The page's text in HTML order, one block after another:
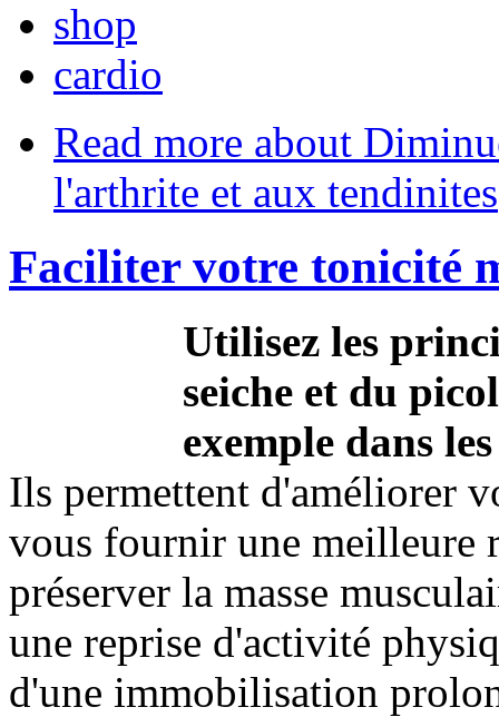
shop
cardio
Read more about
l'arthrite et aux tendinites
Faciliter votre tonicité
Utilisez les
seiche et du
exemple dans
Ils permettent d'améliorer
vous fournir une meilleure
préserver la masse
une reprise d'activité
d'une immobilisation